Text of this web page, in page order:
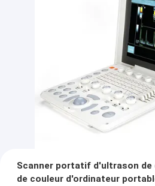
Scanner portatif d'ultrason
de couleur d'ordinateur